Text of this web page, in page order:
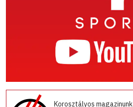
Korosztályos magazinunk